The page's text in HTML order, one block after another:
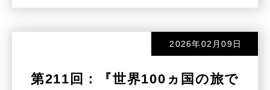
2026年02月09日
第211回：『世界100ヵ国の旅で